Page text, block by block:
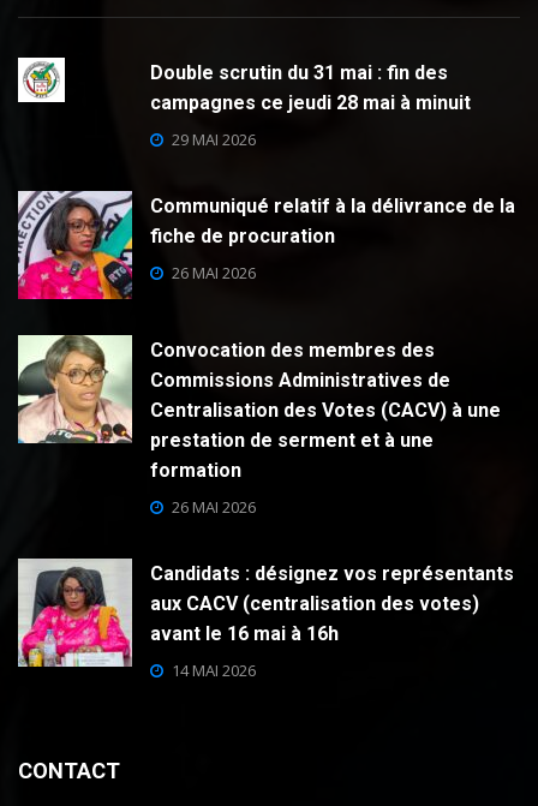
Double scrutin du 31 mai : fin des
campagnes ce jeudi 28 mai à minuit
29 MAI 2026
Communiqué relatif à la délivrance de la
fiche de procuration
26 MAI 2026
Convocation des membres des
Commissions Administratives de
Centralisation des Votes (CACV) à une
prestation de serment et à une
formation
26 MAI 2026
Candidats : désignez vos représentants
aux CACV (centralisation des votes)
avant le 16 mai à 16h
14 MAI 2026
CONTACT